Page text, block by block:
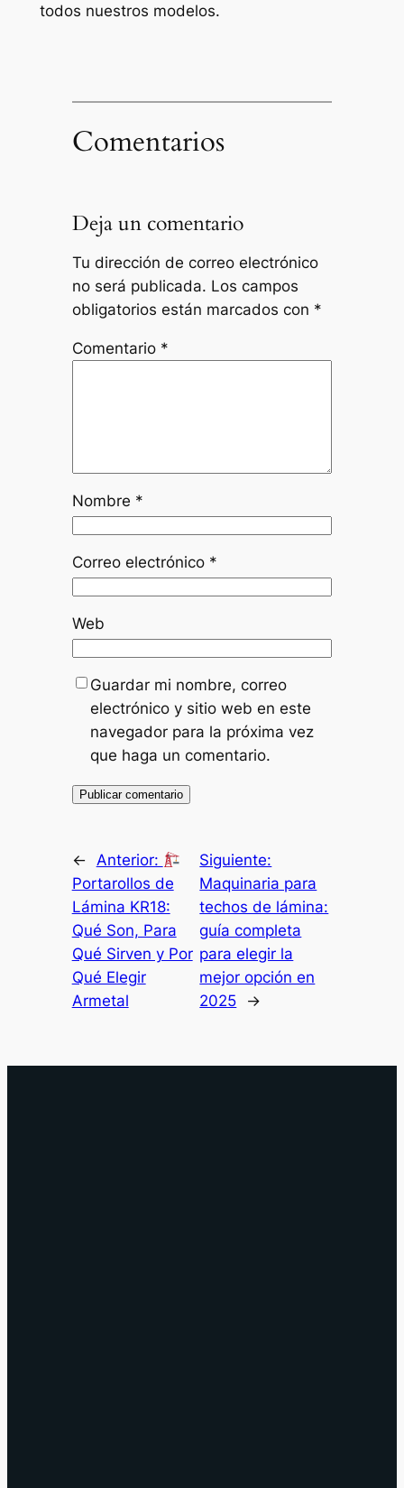
todos nuestros modelos.
Comentarios
Deja un comentario
Tu dirección de correo electrónico
no será publicada. Los campos
obligatorios están marcados con *
Comentario *
Nombre *
Correo electrónico *
Web
Guardar mi nombre, correo
electrónico y sitio web en este
navegador para la próxima vez
que haga un comentario.
← Anterior:
Portarollos de
Lámina KR18:
Qué Son, Para
Qué Sirven y Por
Qué Elegir
Armetal
Siguiente:
Maquinaria para
techos de lámina:
guía completa
para elegir la
mejor opción en
2025
→